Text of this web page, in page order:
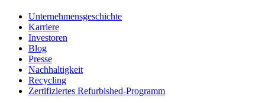
Unternehmensgeschichte
Karriere
Investoren
Blog
Presse
Nachhaltigkeit
Recycling
Zertifiziertes Refurbished-Programm